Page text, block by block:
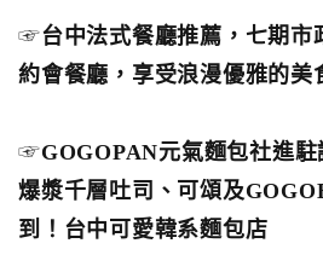
☞台中法式餐廳推薦，七期市
約會餐廳，享受浪漫優雅的美
☞GOGOPAN元氣麵包社進
爆漿千層吐司、可頌及
到！台中可愛韓系麵包店